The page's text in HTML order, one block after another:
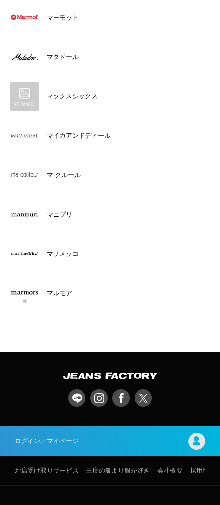
マーモット
マタドール
マックスシックス
マイカアンドディール
マ クルール
マニプリ
マリメッコ
マルモア
ログイン／マイページ
お店受け取りサービス 三度の飯より服が好き 会社概要 採用情報